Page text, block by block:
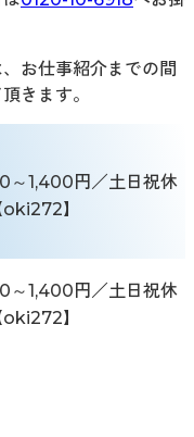
お仕事紹介までの間
きます。
～1,400円／土日祝休
】
～1,400円／土日祝休
】